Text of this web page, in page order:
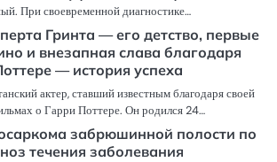
При своевременной диагностике…
Гринта — его детство, первые
и внезапная слава благодаря
— история успеха
актер, ставший известным благодаря своей
о Гарри Поттере. Он родился 24…
забрюшинной полости по
течения заболевания